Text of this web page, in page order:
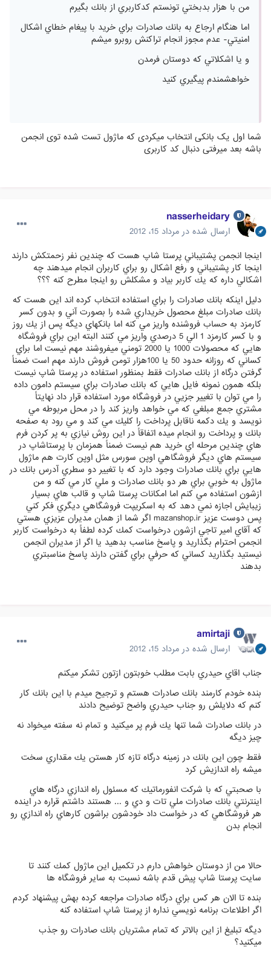
من با هزار بدبختي تونستم كدكاربري از بانك بگيرم
اما هنگام ارجاع به بانك صادرات براي خريد با پيغام خطاي اشکال
امنيتي- عدم مجوز انجام تراکنش روبرو ميشم
و يا اشكلاتي كه دوستان فرمدن
خواهشمندم پيگيري كنيد
شما اول یک بانکی انتخاب میکردی که ماژول تست شده توی انجمن
باشه بعد میرفتی دنبال کد کاربری
nasserheidary
ارسال شده در مرداد 15، 2012
اينجا انجمن پشتيباني پرستا شاپ هست كه چندين نفر زحمتكش دارند
اينجا كار پشتيباني و رفع اشكال رو براي كاربران انجام ميدهند چه
اشكالي داره كه يك كاربر بياد و مشكلش رو اينجا مطرح كنه ؟؟؟
دليل اينكه بانك صادرات را براي استفاده انتخاب كرده اند اين هست كه
بانك صادرات مبلغ محصول خريداري شده را بصورت آني و بدون كسر
كارمزد به حساب فروشنده واريز مي كنه اما بانكهاي ديگه پس از يك روز
و با كسر كارمزد 1 الي 5 درصدي واريز مي كنند البته اين براي فروشگاه
هايي كه محصولات 1000 يا 2000 تومني ميفروشند مهم نيست اما براي
كساني كه روزانه حدود 50 يا 100هزار تومن فروش دارند مهم است ضمناً
گرفتن درگاه از بانك صادرات فقط بمنظور استفاده در پرستا شاپ نيست
بلكه همون نمونه فايل هايي كه بانك صادرات براي سيستم دامون داده
را مي توان با تغيير جزيي در فروشگاه مورد استفاده قرار داد نهايتاً
مشتري جمع مبلغي كه مي خواهد واريز كند را در محل مربوطه مي
نويسد و يك دكمه ناقابل پرداخت را كليك مي كند و مي رود به صفحه
بانك و پرداخت رو انجام ميده اتفاقاً در اين روش نيازي به پر كردن فرم
هاي چندين مرحله اي خريد هم نيست ضمناً همزمان با پرستاشاپ در
سيستم هاي ديگر فروشگاهي اوپن سورس مثل اوپن كارت هم ماژول
هايي براي بانك صادرات وجود دارد كه با تغيير دو سطري آدرس بانك در
ماژول به خوبي براي هر دو بانك صادرات و ملي كار مي كنه و من
ازشون استفاده مي كنم اما امكانات پرستا شاپ و قالب هاي بسيار
زيبايش اجازه نمي دهد كه به اسكريپت فروشگاهي ديگري فكر كني
پس دوست عزيز mazanshop.ir اگر شما از همان مديران عزيزي هستي
كه آقاي امير تاجي ازشون درخواست كمك كرده لطفاً به درخواست كاربر
انجمن احترام بگذاريد و پاسخ مناسب بدهيد يا اگر از مديران انجمن
نيستيد بگذاريد كساني كه حرفي براي گفتن دارند پاسخ مناسبتري
بدهند
amirtaji
ارسال شده در مرداد 15، 2012
جناب اقاي حيدري بابت مطلب خوبتون ازتون تشكر ميكنم
بنده خودم كارمند بانك صادرات هستم و ترجيح ميدم با اين بانك كار
كنم كه دلايلش رو جناب حيدري واضح توضيح دادند
در بانك صادرات شما تنها يك فرم پر ميكنيد و تمام نه سفته ميخواد نه
چيز ديگه
فقط چون اين بانك در زمينه درگاه تازه كار هستن يك مقداري سخت
ميشه راه اندازيش كرد
با صحبتي كه با شركت انفورماتيك كه مسئول راه اندازي درگاه هاي
اينترنتي بانك صادرات ملي تات و دي و ... هستند داشتم قراره در اينده
هر فروشگاهي كه در خواست داد خودشون براشون كارهاي راه اندازي رو
انجام بدن
حالا من از دوستان خواهش دارم در تكميل اين ماژول كمك كنند تا
سايت پرستا شاپ پيش قدم باشه نسبت به ساير فروشگاه ها
بنده تا الان هر كس براي درگاه صادرات مراجعه كرده بهش پيشنهاد كردم
اگر اطلاعات برنامه نويسي نداره از پرستا شاپ استفاده كنه
ديگه تبليغ از اين بالاتر كه تمام مشتريان بانك صادرات رو جذب
ميكنيد؟